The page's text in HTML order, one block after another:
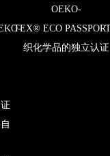
OEKO-
TEX® ECO
织化学品的独立认证